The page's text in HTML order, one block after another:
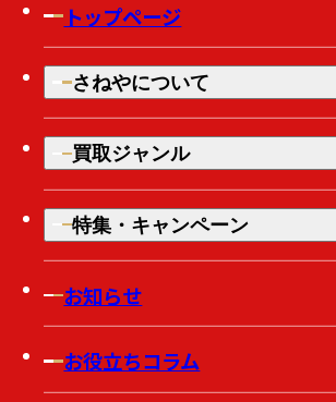
トップページ
さねやについて
買取ジャンル
特集・キャンペーン
お知らせ
お役立ちコラム